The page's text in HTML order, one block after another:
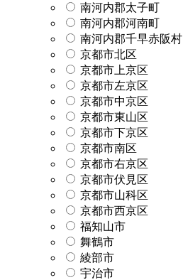
南河内郡太子町
南河内郡河南町
南河内郡千早赤阪村
京都市北区
京都市上京区
京都市左京区
京都市中京区
京都市東山区
京都市下京区
京都市南区
京都市右京区
京都市伏見区
京都市山科区
京都市西京区
福知山市
舞鶴市
綾部市
宇治市